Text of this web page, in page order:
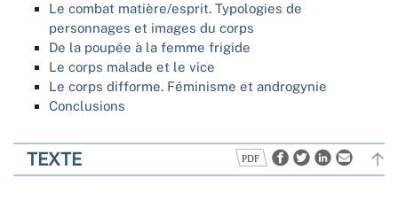
Le combat matière/esprit. Typologies de
personnages et images du corps
De la poupée à la femme frigide
Le corps malade et le vice
Le corps difforme. Féminisme et androgynie
Conclusions
TEXTE